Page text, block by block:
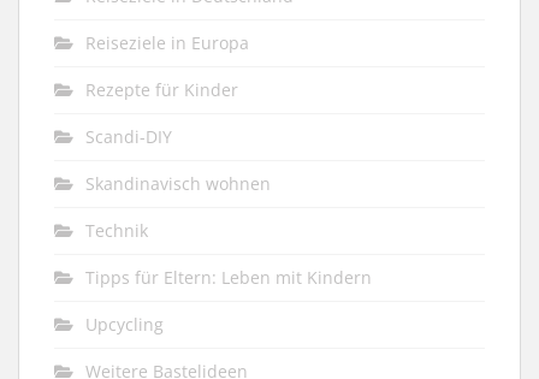
Reiseziele in Europa
Rezepte für Kinder
Scandi-DIY
Skandinavisch wohnen
Technik
Tipps für Eltern: Leben mit Kindern
Upcycling
Weitere Bastelideen